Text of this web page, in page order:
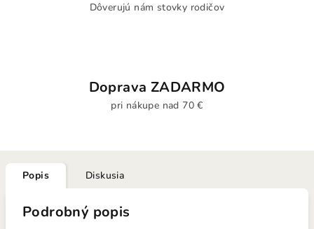
Dôverujú nám stovky rodičov
Doprava ZADARMO
pri nákupe nad 70 €
Popis Diskusia
Podrobný popis